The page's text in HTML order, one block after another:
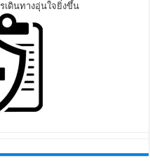
เดินทางอุ่นใจยิ่งขึ้น